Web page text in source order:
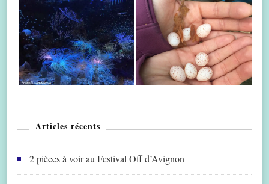
Articles récents
2 pièces à voir au Festival Off d’Avignon